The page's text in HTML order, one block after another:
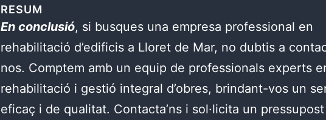
RESUM
En conclusió, si busques una empresa professional en
rehabilitació d’edificis a Lloret de Mar, no dubtis a
nos. Comptem amb un equip de professionals experts
rehabilitació i gestió integral d’obres, brindant-vos un
eficaç i de qualitat. Contacta’ns i sol·licita un